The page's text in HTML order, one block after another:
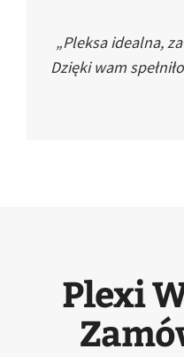
„Pleksa idealna,
Dzięki wam
Plexi